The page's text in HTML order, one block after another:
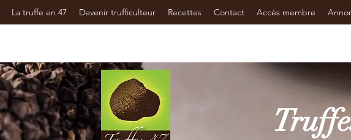
La truffe en 47 Devenir trufficulteur Recettes Contact Accès membre